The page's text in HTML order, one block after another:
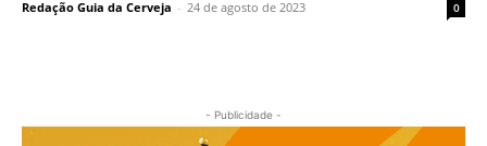
Redação Guia da Cerveja - 24 de agosto de 2023 0
- Publicidade -